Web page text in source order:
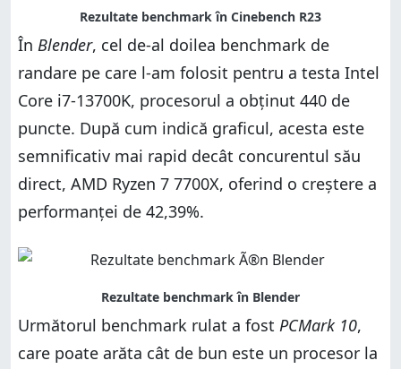
În Blender, cel de-al doilea benchmark de
randare pe care l-am folosit pentru a testa Intel
Core i7-13700K, procesorul a obținut 440 de
puncte. După cum indică graficul, acesta este
semnificativ mai rapid decât concurentul său
direct, AMD Ryzen 7 7700X, oferind o creștere a
performanței de 42,39%.
Următorul benchmark rulat a fost PCMark 10,
care poate arăta cât de bun este un procesor la